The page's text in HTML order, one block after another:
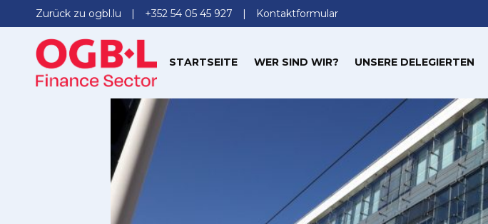
Zurück zu ogbl.lu +352 54 05 45 927 Kontaktformular
STARTSEITE WER SIND WIR? UNSERE DELEGIERTEN